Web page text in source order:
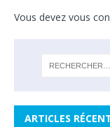
Vous devez vous
ARTICLES